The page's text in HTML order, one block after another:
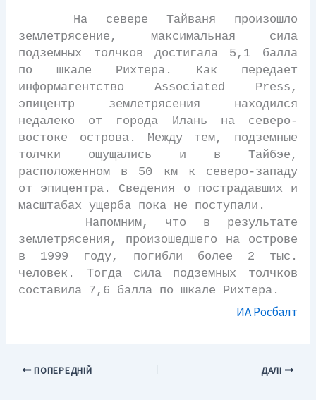
На севере Тайваня произошло
землетрясение, максимальная сила
подземных толчков достигала 5,1 балла
по шкале Рихтера. Как передает
информагентство Associated Press,
эпицентр землетрясения находился
недалеко от города Илань на северо-
востоке острова. Между тем, подземные
толчки ощущались и в Тайбэе,
расположенном в 50 км к северо-западу
от эпицентра. Сведения о пострадавших и
масштабах ущерба пока не поступали.
Напомним, что в результате
землетрясения, произошедшего на острове
в 1999 году, погибли более 2 тыс.
человек. Тогда сила подземных толчков
составила 7,6 балла по шкале Рихтера.
ИА Росбалт
ПОПЕРЕДНІЙ ДАЛІ